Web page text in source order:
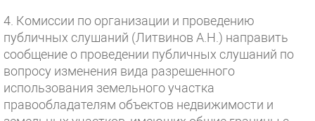
4. Комиссии по организации и проведению
публичных слушаний (Литвинов А.Н.) направить
сообщение о проведении публичных слушаний по
вопросу изменения вида разрешенного
использования земельного участка
правообладателям объектов недвижимости и